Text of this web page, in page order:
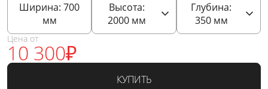
Ширина:700
мм
Высота:
2000мм
Глубина:
350мм
Цена от
10 300₽
КУПИТЬ